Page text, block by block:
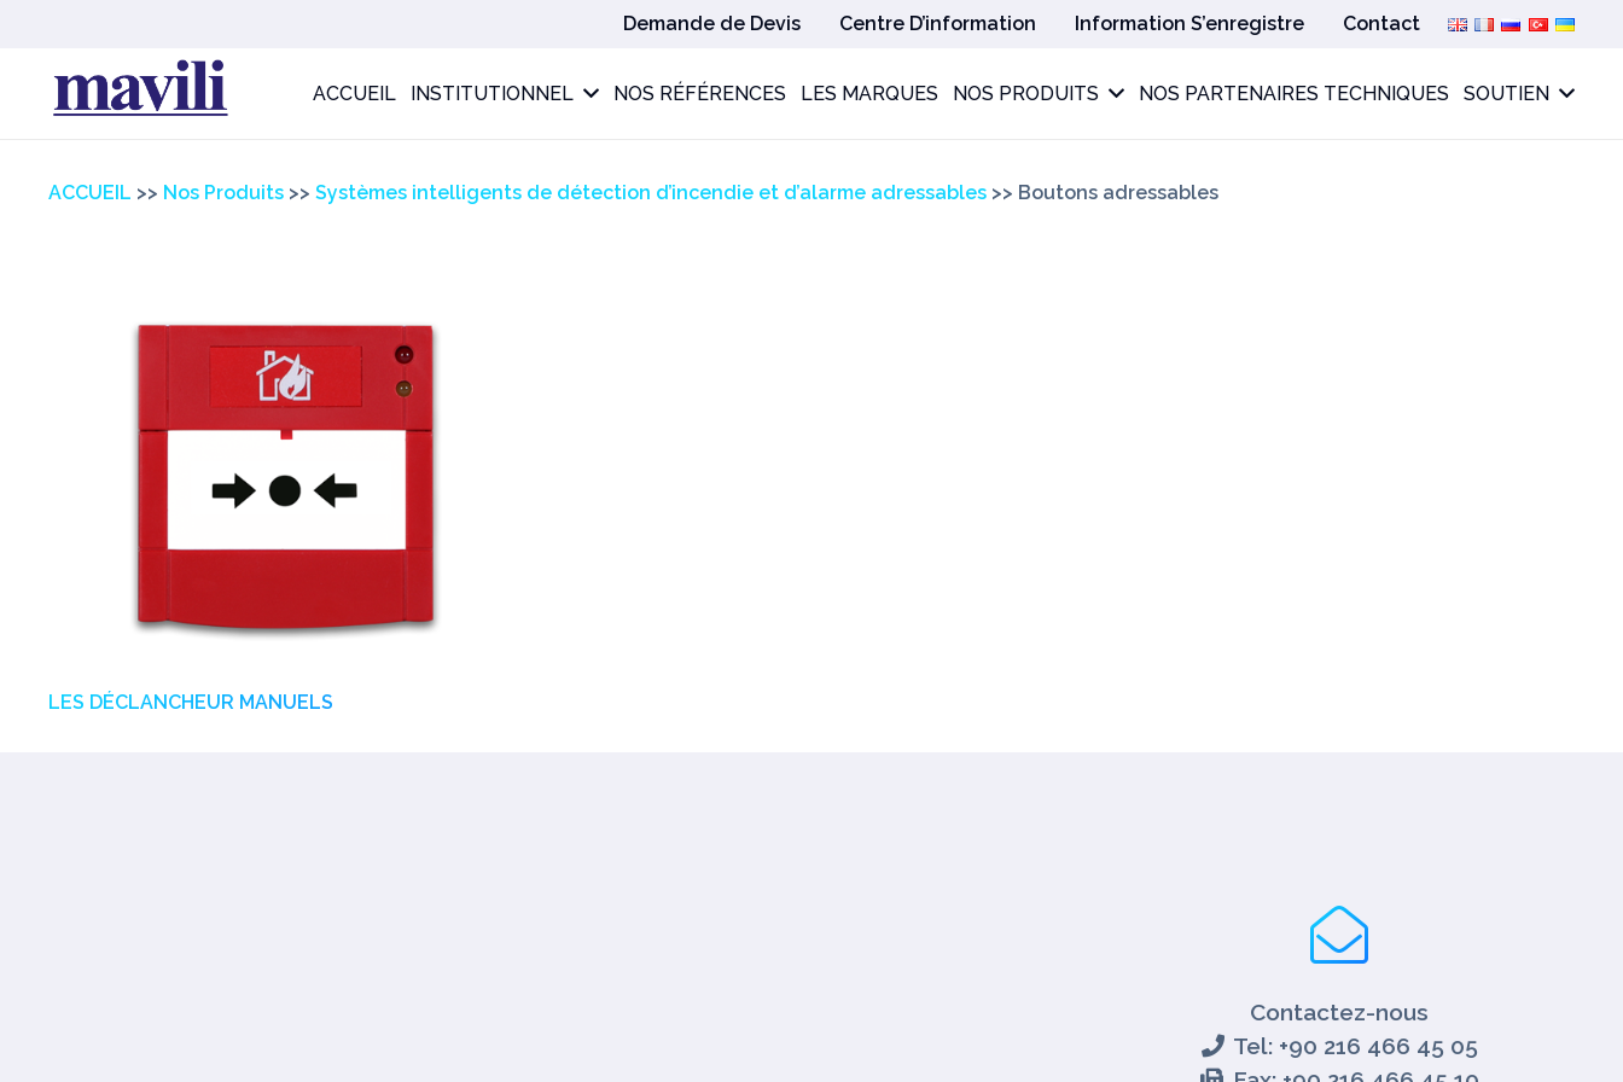
Demande de Devis Centre D’information Information S’enregistre Contact
ACCUEIL INSTITUTIONNEL NOS RÉFÉRENCES LES MARQUES NOS PRODUITS NOS PARTENAIRES TECHNIQUES SOUTIEN
ACCUEIL >> Nos Produits >> Systèmes intelligents de détection d’incendie et d’alarme adressables >> Boutons adressables
LES DÉCLANCHEUR MANUELS
Contactez-nous
Tel: +90 216 466 45 05